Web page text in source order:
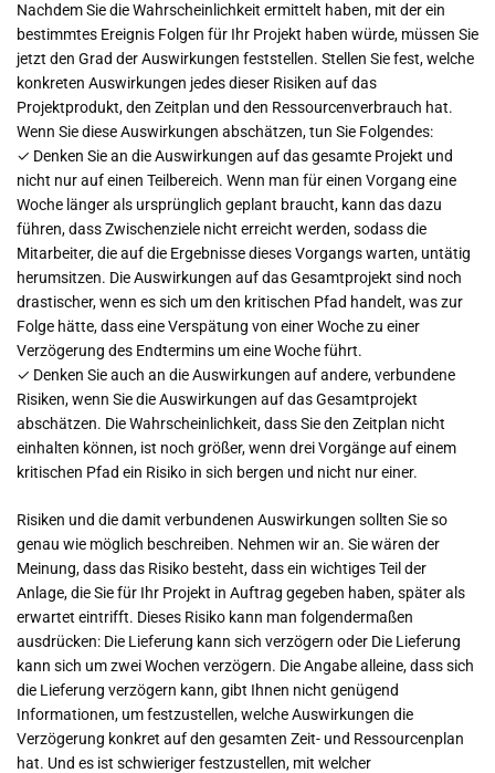
Nachdem Sie die Wahrscheinlichkeit ermittelt haben, mit der ein
bestimmtes Ereignis Folgen für Ihr Projekt haben würde, müssen Sie
jetzt den Grad der Auswirkungen feststellen. Stellen Sie fest, welche
konkreten Auswirkungen jedes dieser Risiken auf das
Projektprodukt, den Zeitplan und den Ressourcenverbrauch hat.
Wenn Sie diese Auswirkungen abschätzen, tun Sie Folgendes:
✓ Denken Sie an die Auswirkungen auf das gesamte Projekt und
nicht nur auf einen Teilbereich. Wenn man für einen Vorgang eine
Woche länger als ursprünglich geplant braucht, kann das dazu
führen, dass Zwischenziele nicht erreicht werden, sodass die
Mitarbeiter, die auf die Ergebnisse dieses Vorgangs warten, untätig
herumsitzen. Die Auswirkungen auf das Gesamtprojekt sind noch
drastischer, wenn es sich um den kritischen Pfad handelt, was zur
Folge hätte, dass eine Verspätung von einer Woche zu einer
Verzögerung des Endtermins um eine Woche führt.
✓ Denken Sie auch an die Auswirkungen auf andere, verbundene
Risiken, wenn Sie die Auswirkungen auf das Gesamtprojekt
abschätzen. Die Wahrscheinlichkeit, dass Sie den Zeitplan nicht
einhalten können, ist noch größer, wenn drei Vorgänge auf einem
kritischen Pfad ein Risiko in sich bergen und nicht nur einer.
Risiken und die damit verbundenen Auswirkungen sollten Sie so
genau wie möglich beschreiben. Nehmen wir an. Sie wären der
Meinung, dass das Risiko besteht, dass ein wichtiges Teil der
Anlage, die Sie für Ihr Projekt in Auftrag gegeben haben, später als
erwartet eintrifft. Dieses Risiko kann man folgendermaßen
ausdrücken: Die Lieferung kann sich verzögern oder Die Lieferung
kann sich um zwei Wochen verzögern. Die Angabe alleine, dass sich
die Lieferung verzögern kann, gibt Ihnen nicht genügend
Informationen, um festzustellen, welche Auswirkungen die
Verzögerung konkret auf den gesamten Zeit- und Ressourcenplan
hat. Und es ist schwieriger festzustellen, mit welcher